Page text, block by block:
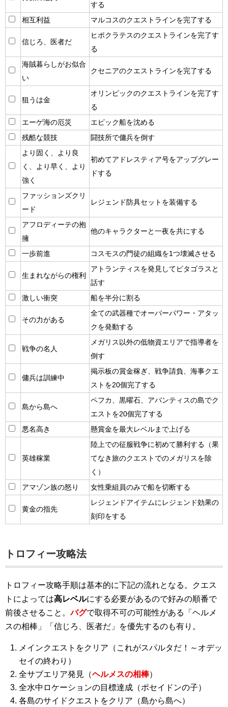
する
相互利益
マルコスのクエストラインを完了する
信じろ、医者だ
ヒポクラテスのクエストラインを完了す
る
海賊暮らしがお似合
い
クセニアのクエストラインを完了する
狙うは金
オリンピックのクエストラインを完了す
る
エーゲ海の厄災
エピック船を沈める
残酷な競技
闘技所で傭兵を倒す
より固く、より良
く、より早く、より
強く
初めてアドレスティア号をアップグレー
ドする
ファッションズクリ
ード
レジェンド防具セットを装備する
アフロディーテの抱
擁
他のキャラクターと一夜を共にする
一歩前進 コスモスの門徒の組織を1つ壊滅させる
生まれながらの権利
アトランティスを発見してピタゴラスと
話す
激しい衝突
船を半分に割る
その力がある
全ての武器種でオーバーパワー・アタッ
クを発動する
戦争の名人
メガリス以外の低物資エリアで指導者を
倒す
傭兵は訓練中
掲示板の賞金稼ぎ、戦争請負、海事クエ
ストを20個完了する
島から島へ
ペフカ、黒曜石、アバンティスの島でク
エストを20個完了する
悪名高き
懸賞金を最大レベルまで上げる
英雄稼業
陸上での征服戦争に初めて勝利する（果
てなき旅のクエストでのメガリスを除
く）
アマゾン族の怒り
女性乗組員のみで船を切断する
黄金の指先
レジェンドアイテムにレジェンド効果の
刻印をする
トロフィー攻略法
トロフィー攻略手順は基本的に下記の流れとなる。クエス
トによっては高レベルにする必要があるので好みの順番で
前後させること。バグで取得不可の可能性がある「ヘルメ
スの相棒」「信じろ、医者だ」を優先するのも有り。
メインクエストをクリア（これがスパルタだ！～オデッ
セイの終わり）
全サブエリア発見（ヘルメスの相棒）
全水中ロケーションの目標達成（ポセイドンの子）
各島のサイドクエストをクリア（島から島へ）